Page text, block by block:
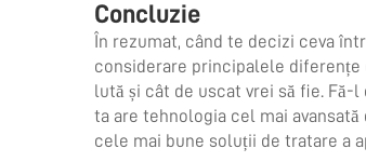
Concluzie
În rezumat, când te decizi ceva
considerare principalele
lută și cât de uscat vrei să fie. Fă-
ta are tehnologia cel mai
cele mai bune soluții de tratare a